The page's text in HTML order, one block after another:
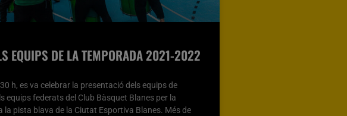
EQUIPS DE LA TEMPORADA 2021-2022
h, es va celebrar la presentació dels equips de
equips federats del Club Bàsquet Blanes per la
pista blava de la Ciutat Esportiva Blanes. Més de